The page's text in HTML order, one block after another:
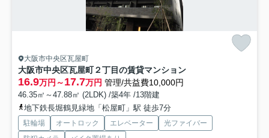
大阪市中央区瓦屋町
大阪市中央区瓦屋町２丁目の賃貸マンション
16.9万円～17.7万円 管理/共益費10,000円
46.35㎡～47.88㎡ (2LDK) /築4年 /13階建
地下鉄長堀鶴見緑地「松屋町」駅 徒歩7分
駐輪場 オートロック エレベーター
光ファイバー